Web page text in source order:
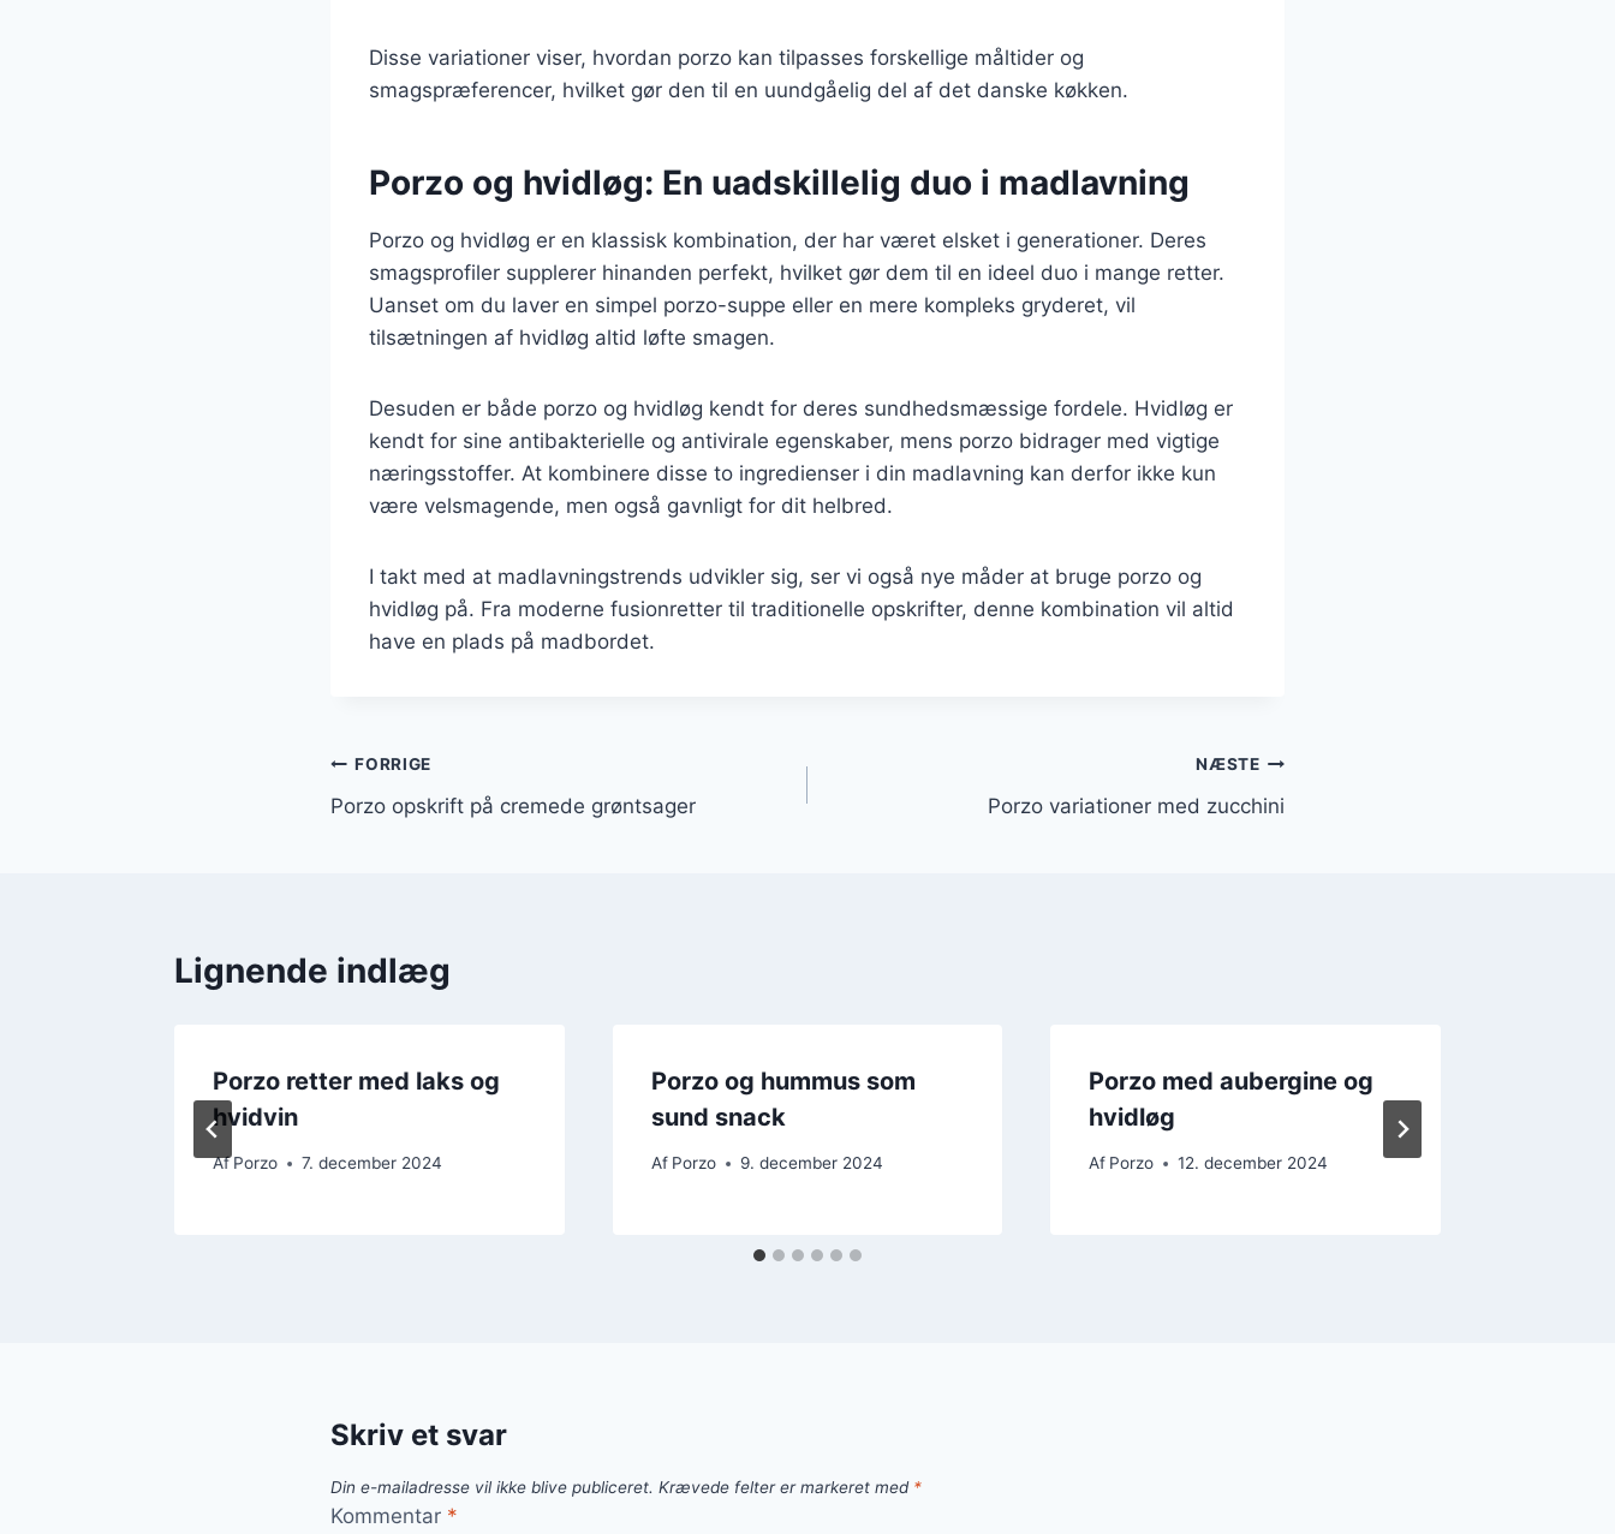
Disse variationer viser, hvordan porzo kan tilpasses forskellige måltider og
smagspræferencer, hvilket gør den til en uundgåelig del af det danske køkken.
Porzo og hvidløg: En uadskillelig duo i madlavning
Porzo og hvidløg er en klassisk kombination, der har været elsket i generationer. Deres
smagsprofiler supplerer hinanden perfekt, hvilket gør dem til en ideel duo i mange retter.
Uanset om du laver en simpel porzo-suppe eller en mere kompleks gryderet, vil
tilsætningen af hvidløg altid løfte smagen.
Desuden er både porzo og hvidløg kendt for deres sundhedsmæssige fordele. Hvidløg er
kendt for sine antibakterielle og antivirale egenskaber, mens porzo bidrager med vigtige
næringsstoffer. At kombinere disse to ingredienser i din madlavning kan derfor ikke kun
være velsmagende, men også gavnligt for dit helbred.
I takt med at madlavningstrends udvikler sig, ser vi også nye måder at bruge porzo og
hvidløg på. Fra moderne fusionretter til traditionelle opskrifter, denne kombination vil altid
have en plads på madbordet.
Indlægsnavigation
FORRIGE
Porzo opskrift på cremede grøntsager
NÆSTE
Porzo variationer med zucchini
Lignende indlæg
Porzo retter med laks og
hvidvin
Af Porzo 7. december 2024
Porzo og hummus som
sund snack
Af Porzo 9. december 2024
Porzo med aubergine og
hvidløg
Af Porzo 12. december 2024
Skriv et svar
Din e-mailadresse vil ikke blive publiceret. Krævede felter er markeret med *
Kommentar *